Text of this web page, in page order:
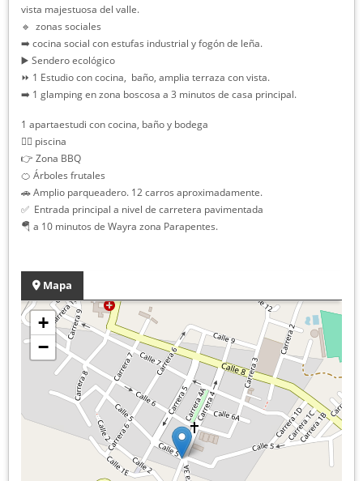
vista majestuosa del valle.
🔹 zonas sociales
➡️ cocina social con estufas industrial y fogón de leña.
▶️ Sendero ecológico
⏩ 1 Estudio con cocina, baño, amplia terraza con vista.
➡️ 1 glamping en zona boscosa a 3 minutos de casa principal.
1 apartaestudi con cocina, baño y bodega
🏊‍♀️ piscina
👉 Zona BBQ
🍊 Árboles frutales
🚗 Amplio parqueadero. 12 carros aproximadamente.
✅ Entrada principal a nivel de carretera pavimentada
🪂 a 10 minutos de Wayra zona Parapentes.
Mapa
+
−